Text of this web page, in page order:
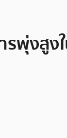
พุ่งสูง